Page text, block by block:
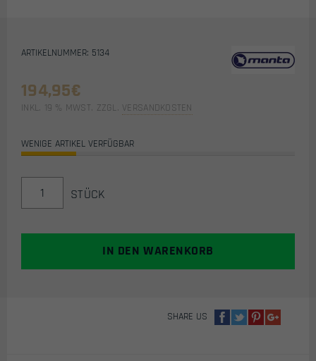
ARTIKELNUMMER: 5134
194,95€
INKL. 19 % MWST. ZZGL. VERSANDKOSTEN
WENIGE ARTIKEL VERFÜGBAR
CUTOFF
MENGE
STÜCK
IN DEN WARENKORB
SHARE US